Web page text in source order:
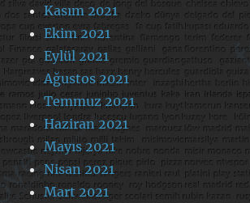
Kasım 2021
Ekim 2021
Eylül 2021
Ağustos 2021
Temmuz 2021
Haziran 2021
Mayıs 2021
Nisan 2021
Mart 2021